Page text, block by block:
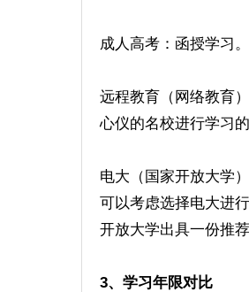
成人高考：函授学习。
远程教育（网络教育
心仪的名校进行学习
电大（国家开放大学
可以考虑选择电大进
开放大学出具一份推
3、学习年限对比